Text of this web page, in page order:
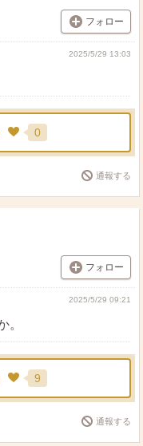
フォロー
2025/5/29 13:03
0
通報する
フォロー
2025/5/29 09:21
。
9
通報する